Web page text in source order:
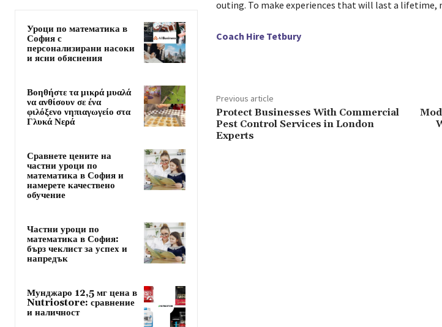
Уроци по математика в
София с
персонализирани насоки
и ясни обяснения
Βοηθήστε τα μικρά μυαλά
να ανθίσουν σε ένα
φιλόξενο νηπιαγωγείο στα
Γλυκά Νερά
Сравнете цените на
частни уроци по
математика в София и
намерете качествено
обучение
Частни уроци по
математика в София:
бърз чеклист за успех и
напредък
Мунджаро 12,5 мг цена в
Nutriostore: сравнение
и наличност
outing. To make experiences that will last a lifetime,
Coach Hire Tetbury
Previous article
Protect Businesses With Commercial
Pest Control Services in London
Experts